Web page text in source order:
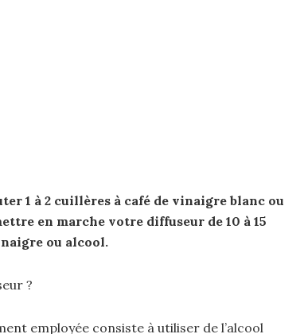
1 à 2 cuillères à café de vinaigre blanc ou
en marche votre diffuseur de 10 à 15
ou alcool.
?
employée consiste à utiliser de l’alcool